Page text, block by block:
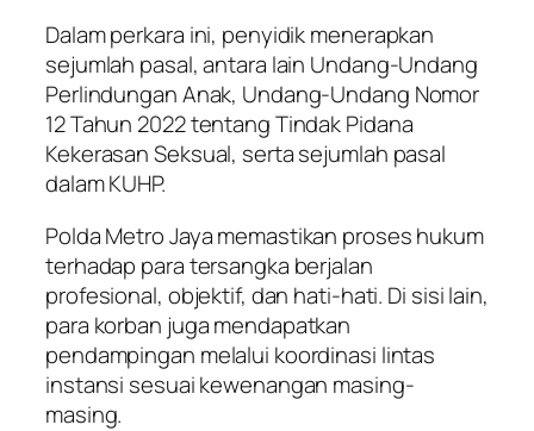
Dalam perkara ini, penyidik menerapkan
sejumlah pasal, antara lain Undang-Undang
Perlindungan Anak, Undang-Undang Nomor
12 Tahun 2022 tentang Tindak Pidana
Kekerasan Seksual, serta sejumlah pasal
dalam KUHP.
Polda Metro Jaya memastikan proses hukum
terhadap para tersangka berjalan
profesional, objektif, dan hati-hati. Di sisi lain,
para korban juga mendapatkan
pendampingan melalui koordinasi lintas
instansi sesuai kewenangan masing-
masing.